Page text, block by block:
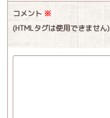
コメント※
(HTMLタグは使用できません)